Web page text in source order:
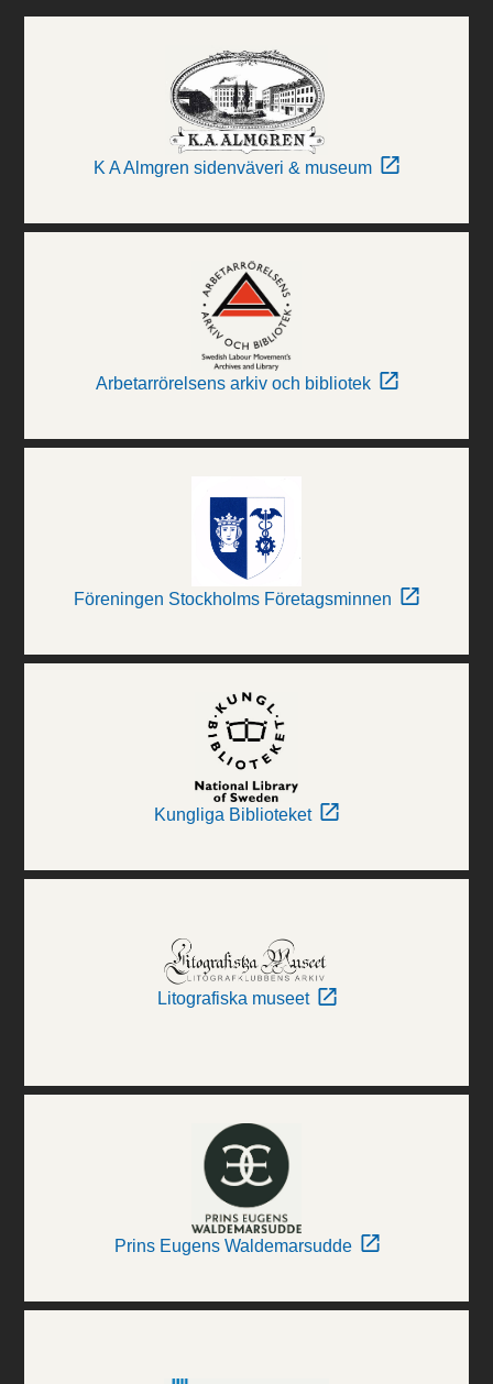
K A Almgren sidenväveri & museum
Arbetarrörelsens arkiv och bibliotek
Föreningen Stockholms Företagsminnen
Kungliga Biblioteket
Litografiska museet
Prins Eugens Waldemarsudde